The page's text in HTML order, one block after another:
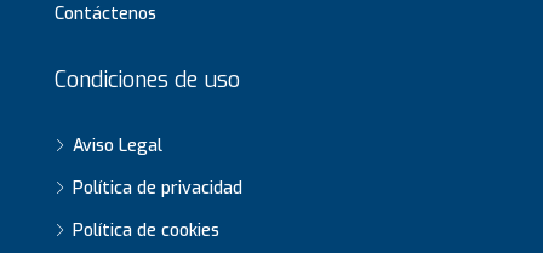
Contáctenos
Condiciones de uso
Aviso Legal
Política de privacidad
Política de cookies